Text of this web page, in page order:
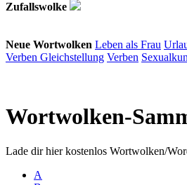
Zufallswolke
Neue Wortwolken Leben als Frau
Verben Gleichstellung Verben
Wortwolken-
Lade dir hier kostenlos Wortwolken/
A